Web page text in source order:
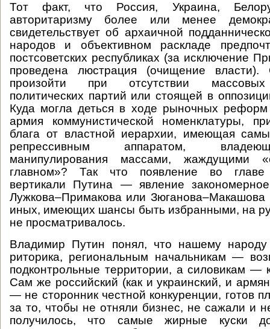
Тот факт, что Россия, Украина,
авторитаризму более или менее
свидетельствует об архаичной
народов и объективном раскладе
постсоветских республиках (за исключение
проведена люстрация (очищение
произойти при отсутствии массовых
политических партий или стоящей в
Куда могла деться в ходе рыночных реформ
армия коммунистической номенклатуры,
блага от властной иерархии, имеющая
репрессивным аппаратом,
манипулирования массами, жаждущими
главном»? Так что появление во главе
вертикали Путина — явление
Лужкова–Примакова или
иных, имеющих шансы быть избранными, на
не просматривалось.
Владимир Путин понял, что нашему
риторика, региональным начальникам —
подконтрольные территории, а силовикам —
Сам же российский (как и украинский, и
— не сторонник честной конкуренции, готов
за то, чтобы не отняли бизнес, не сажали и
получилось, что самые жирные куски